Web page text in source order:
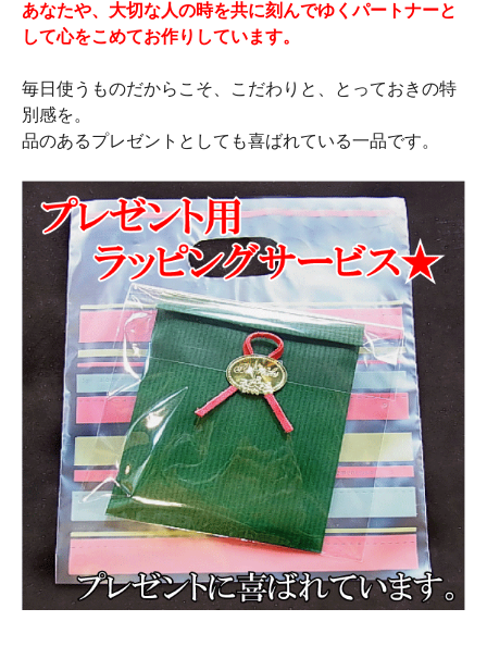
あなたや、大切な人の時を共に刻んでゆくパートナーと
して心をこめてお作りしています。
毎日使うものだからこそ、こだわりと、とっておきの特
別感を。
品のあるプレゼントとしても喜ばれている一品です。